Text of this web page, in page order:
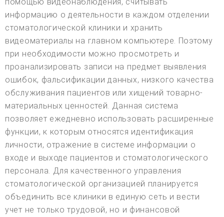
информацию о деятельности в каждом отделении
стоматологической клиники и хранить
видеоматериалы на главном компьютере. Поэтому
при необходимости можно просмотреть и
проанализировать записи на предмет выявления
ошибок, фальсификации данных, низкого качества
обслуживания пациентов или хищений товарно-
материальных ценностей. Данная система
позволяет ежедневно использовать расширенные
функции, к которым относятся идентификация
личности, отражение в системе информации о
входе и выходе пациентов и стоматологического
персонала. Для качественного управления
стоматологической организацией планируется
объединить все клиники в единую сеть и вести
учет не только трудовой, но и финансовой